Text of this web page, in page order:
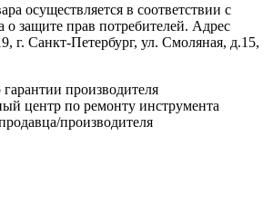
осуществляется в соответствии с
защите прав потребителей. Адрес
г. Санкт-Петербург, ул. Смоляная, д.15,
производителя
центр по ремонту инструмента
производителя